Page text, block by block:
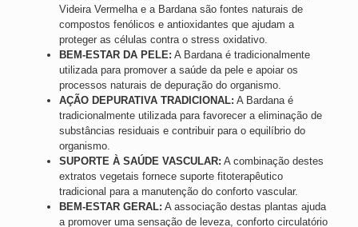
Videira Vermelha e a Bardana são fontes naturais de
compostos fenólicos e antioxidantes que ajudam a
proteger as células contra o stress oxidativo.
BEM-ESTAR DA PELE: A Bardana é tradicionalmente
utilizada para promover a saúde da pele e apoiar os
processos naturais de depuração do organismo.
AÇÃO DEPURATIVA TRADICIONAL: A Bardana é
tradicionalmente utilizada para favorecer a eliminação de
substâncias residuais e contribuir para o equilíbrio do
organismo.
SUPORTE À SAÚDE VASCULAR: A combinação destes
extratos vegetais fornece suporte fitoterapêutico
tradicional para a manutenção do conforto vascular.
BEM-ESTAR GERAL: A associação destas plantas ajuda
a promover uma sensação de leveza, conforto circulatório